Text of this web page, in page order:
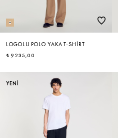
LOGOLU POLO YAKA T-SHIRT
₺ 9.235,00
YENİ